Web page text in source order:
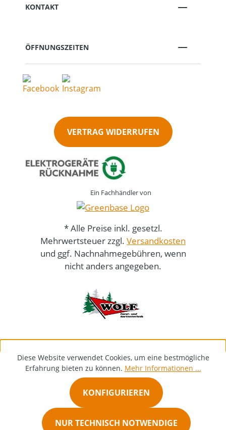
KONTAKT
ÖFFNUNGSZEITEN
VERTRAG WIDERRUFEN
Ein Fachhändler von
* Alle Preise inkl. gesetzl.
Mehrwertsteuer zzgl. Versandkosten
und ggf. Nachnahmegebühren, wenn
nicht anders angegeben.
Diese Website verwendet Cookies, um eine bestmögliche
Erfahrung bieten zu können. Mehr Informationen ...
NUR TECHNISCH NOTWENDIGE
KONFIGURIEREN